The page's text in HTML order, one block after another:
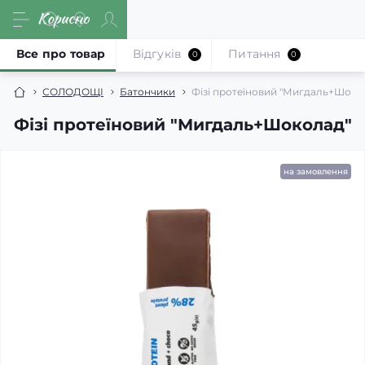
СОЛОДОЩІ Батончики Фізі протеїновий
Фізі протеїновий "Мигдаль+Шоколад"
Все про товар Відгуків 0 Питання 0
на замовлення